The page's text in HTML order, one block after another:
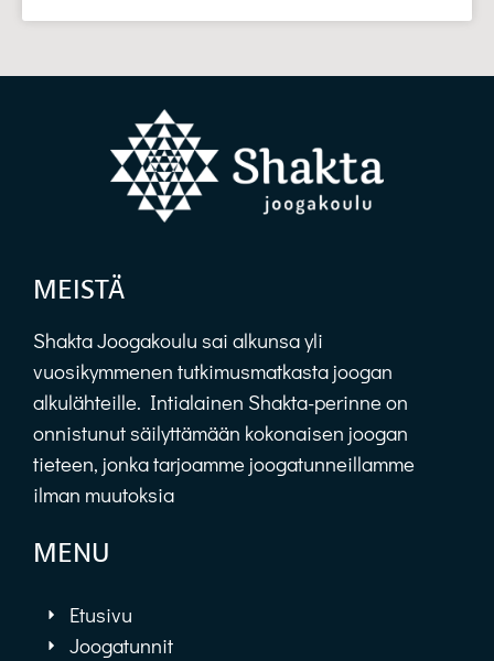
MEISTÄ
Shakta Joogakoulu sai alkunsa yli
vuosikymmenen tutkimusmatkasta joogan
alkulähteille. Intialainen Shakta-perinne on
onnistunut säilyttämään kokonaisen joogan
tieteen, jonka tarjoamme joogatunneillamme
ilman muutoksia
MENU
Etusivu
Joogatunnit